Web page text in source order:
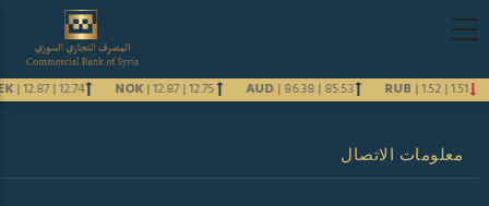
تجاوز
إلى
المحتوى
الرئيسي
Main
arabic
RUB |1.52 |1.51
AUD | 86.38 | 85.53
NOK|12.87|12.75
|12.87|12.74
Next
معلومات الاتصال